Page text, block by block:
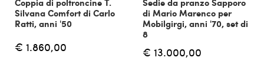
Coppia di poltroncine T.
Silvana Comfort di Carlo
Ratti, anni '50
€ 1.860,00
Sedie da pranzo Sapporo
di Mario Marenco per
Mobilgirgi, anni '70, set di
8
€ 13.000,00